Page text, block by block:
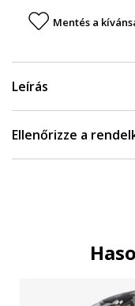
Mentés a
Leírás
Ellenőrizze a